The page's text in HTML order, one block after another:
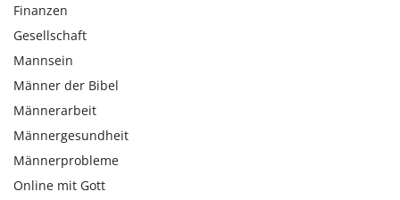
Finanzen
Gesellschaft
Mannsein
Männer der Bibel
Männerarbeit
Männergesundheit
Männerprobleme
Online mit Gott